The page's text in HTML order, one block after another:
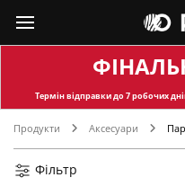
Термін відправкидо 7 робочих
Продукти Аксесуари
Молочний+бежевий (1)
Капучино (1)
Темно-фіолетовий (1)
Ліловий+жовтий (1)
Чорний+блакитний (1)
Фільтр